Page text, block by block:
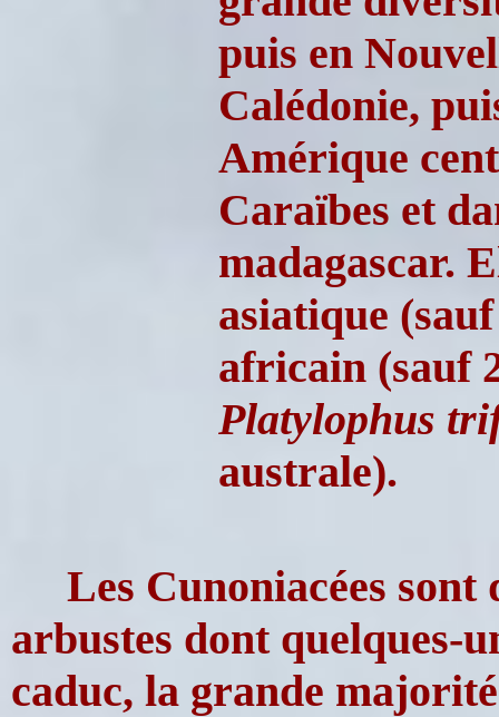
puis en
Calédonie,
Amérique
Caraïbes et
madagascar.
asiatique
africain (sauf
Platylophus
australe).
Les Cunoniacées sont
arbustes dont quelques-
caduc, la grande